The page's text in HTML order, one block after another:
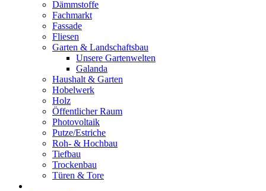
Dämmstoffe
Fachmarkt
Fassade
Fliesen
Garten & Landschaftsbau
Unsere Gartenwelten
Galanda
Haushalt & Garten
Hobelwerk
Holz
Öffentlicher Raum
Photovoltaik
Putze/Estriche
Roh- & Hochbau
Tiefbau
Trockenbau
Türen & Tore